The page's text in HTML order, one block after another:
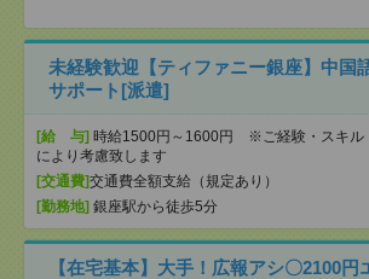
未経験歓迎【ティファニー銀座】中国
サポート[派遣]
[給 与] 時給1500円～1600円 ※ご経験・スキル
により考慮致します
[交通費]交通費全額支給（規定あり）
[勤務地] 銀座駅から徒歩5分
【在宅基本】大手！広報アシ〇2100円